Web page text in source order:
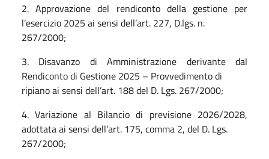
2. Approvazione del rendiconto della gestione per
l’esercizio 2025 ai sensi dell’art. 227, D.lgs. n.
267/2000;
3. Disavanzo di Amministrazione derivante dal
Rendiconto di Gestione 2025 – Provvedimento di
ripiano ai sensi dell’art. 188 del D. Lgs. 267/2000;
4. Variazione al Bilancio di previsione 2026/2028,
adottata ai sensi dell’art. 175, comma 2, del D. Lgs.
267/2000;